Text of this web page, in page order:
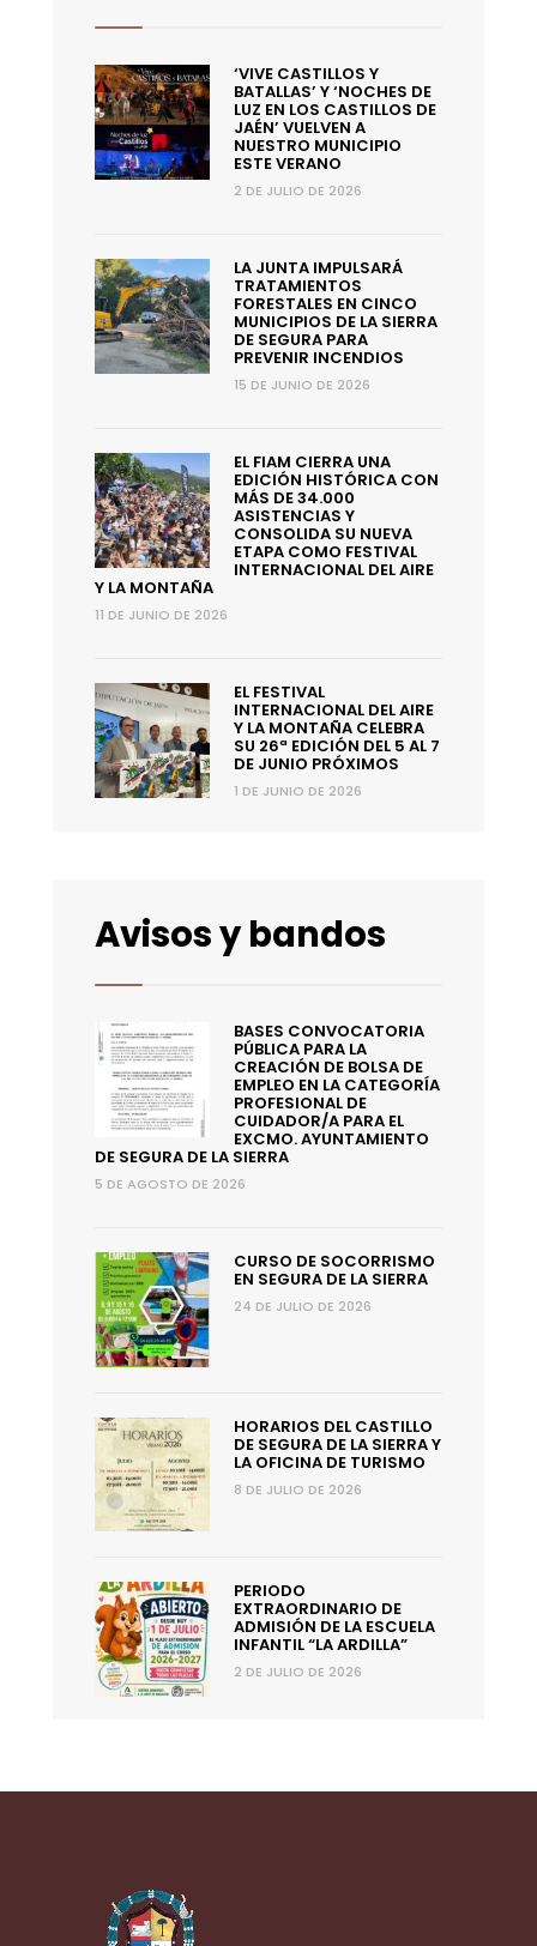
‘VIVE CASTILLOS Y
BATALLAS’ Y ‘NOCHES DE
LUZ EN LOS CASTILLOS DE
JAÉN’ VUELVEN A
NUESTRO MUNICIPIO
ESTE VERANO
2 DE JULIO DE 2026
LA JUNTA IMPULSARÁ
TRATAMIENTOS
FORESTALES EN CINCO
MUNICIPIOS DE LA SIERRA
DE SEGURA PARA
PREVENIR INCENDIOS
15 DE JUNIO DE 2026
EL FIAM CIERRA UNA
EDICIÓN HISTÓRICA CON
MÁS DE 34.000
ASISTENCIAS Y
CONSOLIDA SU NUEVA
ETAPA COMO FESTIVAL
INTERNACIONAL DEL AIRE
Y LA MONTAÑA
11 DE JUNIO DE 2026
EL FESTIVAL
INTERNACIONAL DEL AIRE
Y LA MONTAÑA CELEBRA
SU 26ª EDICIÓN DEL 5 AL 7
DE JUNIO PRÓXIMOS
1 DE JUNIO DE 2026
Avisos y bandos
BASES CONVOCATORIA
PÚBLICA PARA LA
CREACIÓN DE BOLSA DE
EMPLEO EN LA CATEGORÍA
PROFESIONAL DE
CUIDADOR/A PARA EL
EXCMO. AYUNTAMIENTO
DE SEGURA DE LA SIERRA
5 DE AGOSTO DE 2026
CURSO DE SOCORRISMO
EN SEGURA DE LA SIERRA
24 DE JULIO DE 2026
HORARIOS DEL CASTILLO
DE SEGURA DE LA SIERRA Y
LA OFICINA DE TURISMO
8 DE JULIO DE 2026
PERIODO
EXTRAORDINARIO DE
ADMISIÓN DE LA ESCUELA
INFANTIL “LA ARDILLA”
2 DE JULIO DE 2026